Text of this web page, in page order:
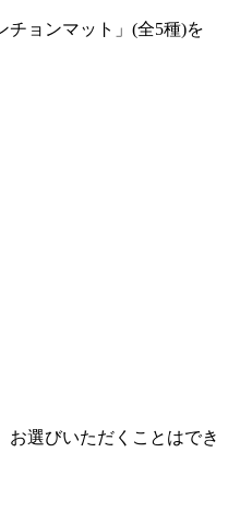
チョンマット」(全5種)を
選びいただくことはでき